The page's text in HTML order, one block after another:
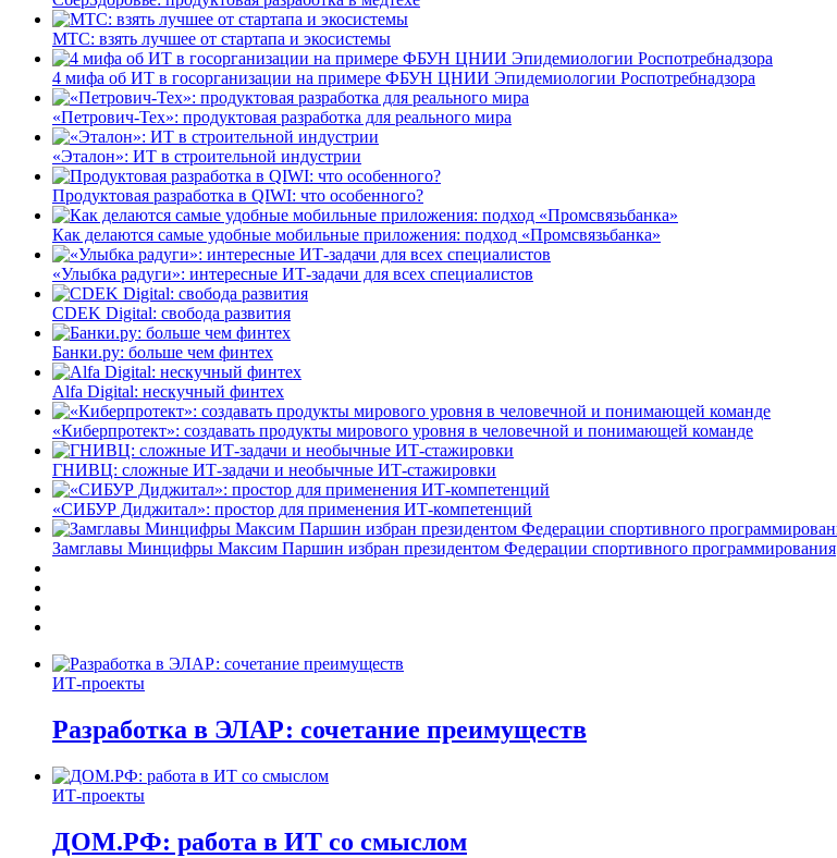
МТС: взять лучшее от стартапа и экосистемы
4 мифа об ИТ в госорганизации на примере ФБУН ЦНИИ Эпидемиологии Роспотребнадзора
«Петрович-Тех»: продуктовая разработка для реального мира
«Эталон»: ИТ в строительной индустрии
Продуктовая разработка в QIWI: что особенного?
Как делаются самые удобные мобильные приложения: подход «Промсвязьбанка»
«Улыбка радуги»: интересные ИТ-задачи для всех специалистов
CDEK Digital: свобода развития
Банки.ру: больше чем финтех
Alfa Digital: нескучный финтех
«Киберпротект»: создавать продукты мирового уровня в человечной и понимающей команде
ГНИВЦ: сложные ИТ‑задачи и необычные ИТ‑стажировки
«СИБУР Диджитал»: простор для применения ИТ-компетенций
Замглавы Минцифры Максим Паршин избран президентом Федерации спортивного программирования
ИТ-проекты
Разработка в ЭЛАР: сочетание преимуществ
ИТ-проекты
ДОМ.РФ: работа в ИТ со смыслом